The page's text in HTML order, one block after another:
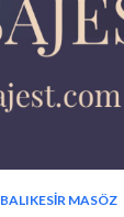
BALIKESIR MASÖZ